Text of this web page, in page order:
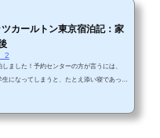
カールトン東京宿泊記：家
ました！予約センターの方が言うには、
になってしまうと、たとえ添い寝であった
丁寧な説明でした）。＜本宿泊は2020年3月